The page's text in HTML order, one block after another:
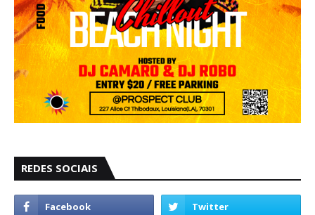
REDES SOCIAIS